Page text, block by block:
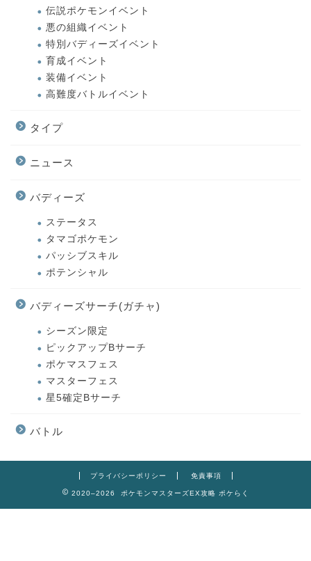
伝説ポケモンイベント
悪の組織イベント
特別バディーズイベント
育成イベント
装備イベント
高難度バトルイベント
タイプ
ニュース
バディーズ
ステータス
タマゴポケモン
パッシブスキル
ポテンシャル
バディーズサーチ(ガチャ)
シーズン限定
ピックアップBサーチ
ポケマスフェス
マスターフェス
星5確定Bサーチ
バトル
プライバシーポリシー 免責事項
2020–2026 ポケモンマスターズEX攻略 ポケらく